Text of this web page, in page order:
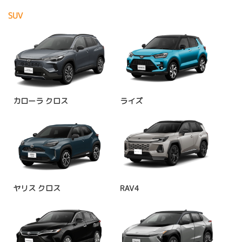
SUV
カローラ クロス ライズ
ヤリス クロス RAV4